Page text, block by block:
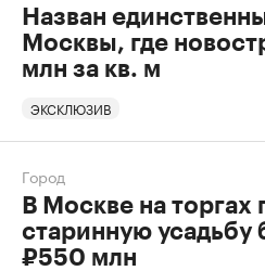
Назван
Москвы, где
млн за кв. м
ЭКСКЛЮЗИВ
Город
В Москве на торгах
старинную усадьбу
₽550 млн